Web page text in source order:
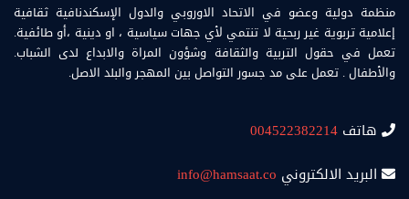
منظمة دولية وعضو في الاتحاد الاوروبي والدول الإسكندنافية ثقافية
إعلامية تربوية غير ربحية لا تنتمي لأي جهات سياسية ، او دينية ،أو طائفية.
تعمل في حقول التربية والثقافة وشؤون المراة والابداع لدى الشباب.
والأطفال . تعمل على مد جسور التواصل بين المهجر والبلد الاصل.
هاتف 004522382214
البريد الالكتروني info@hamsaat.co